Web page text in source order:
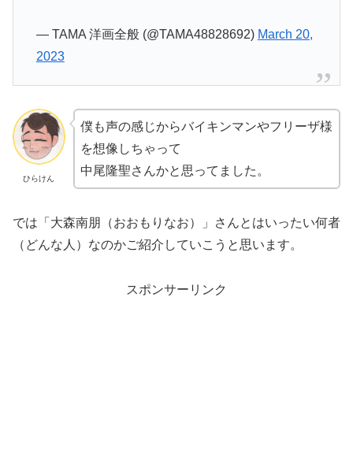
— TAMA 洋画全般 (@TAMA48828692) March 20,
2023
ひらけん
僕も声の感じからバイキンマンやフリーザ様
を想像しちゃって
中尾隆聖さんかと思ってました。
では「大森南朋（おおもりなお）」さんとはいったい何者
（どんな人）なのかご紹介していこうと思います。
スポンサーリンク